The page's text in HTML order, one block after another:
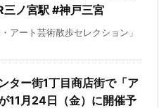
ノ宮駅 #神戸三宮
アート芸術散歩セレクション」
ター街1丁目商店街で「ア
11月24日（金）に開催予